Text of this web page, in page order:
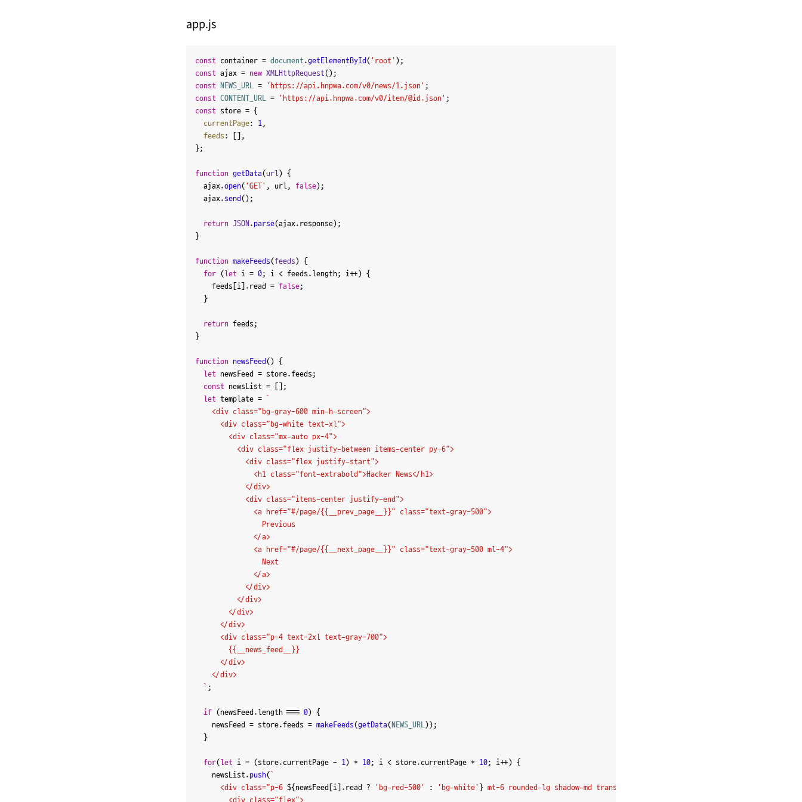
app.js
const container = document .getElementById( 'root'
const ajax = new XMLHttpRequest
const
NEWS_URL = 'https://api.hnpwa.com/v0/news/1.json'
const CONTENT_URL = 'https://api.hnpwa.com/v0/item/@id.json'
const store = {
currentPage: 1,
feeds : [],
};
function getData(url) {
  ajax.
open( 'GET' , url, false);
  ajax.
send();
return JSON .parse(ajax. response);
}
function makeFeeds(feeds) {
for (let i = 0; i < feeds. length; i++) {
    feeds[i].
read = false;
  }
return feeds;
}
function newsFeed() {
let newsFeed = store. feeds ;
const newsList = [];
let template = `
    <div class="bg-gray-600 min-h-screen">
      <div class="bg-white text-xl">
        <div class="mx-auto px-4">
          <div class="flex justify-between items-center py-6">
            <div class="flex justify-start">
              <h1 class="font-extrabold">Hacker News</h1>
            </div>
            <div class="items-center justify-end">
              <a href="#/page/{{__prev_page__}}" class="text-gray-500">
                Previous
              </a>
              <a href="#/page/{{__next_page__}}" class="text-gray-500 ml-4">
                Next
              </a>
            </div>
          </div>
        </div>
      </div>
      <div class="p-4 text-2xl text-gray-700">
        {{__news_feed__}}
      </div>
    </div>
  `
;
if (newsFeed. length === 0) {
    newsFeed = store.
feeds = makeFeeds(getData( NEWS_URL));
  }
for(let i = (store. currentPage - 1) * 10; i < store. currentPage * 10; i++) {
    newsList.
push( `
      <div class="p-6
${newsFeed[i].read ? 'bg-red-500' : 'bg-white' } mt-6 rounded-lg shadow-md transition-colors duration-500 hover:bg-green-
        <div class="flex">